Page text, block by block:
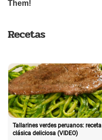
Recetas
Tallarines verdes peruanos: receta
clásica deliciosa (VIDEO)